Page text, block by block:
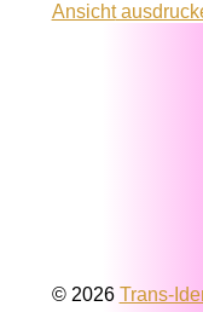
Ansicht
© 2026 Trans-